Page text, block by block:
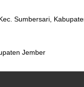
Sumbersari,
Jember